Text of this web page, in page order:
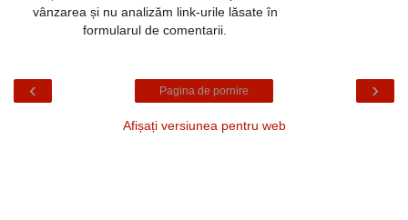
vânzarea și nu analizăm link-urile lăsate în
formularul de comentarii.
‹ ›
Pagina de pornire
Afișați versiunea pentru web